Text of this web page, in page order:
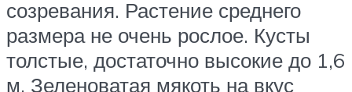
созревания. Растение среднего
размера не очень рослое. Кусты
толстые, достаточно высокие до 1,6
м. Зеленоватая мякоть на вкус